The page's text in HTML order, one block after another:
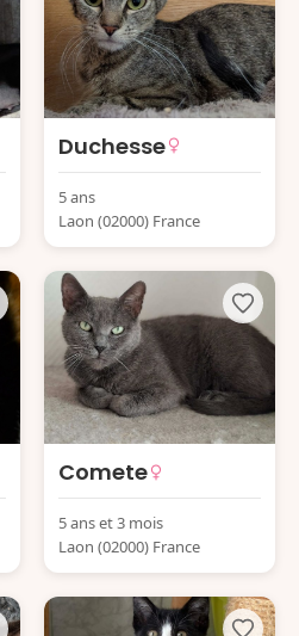
Duchesse
5 ans
Laon (02000) France
Comete
5 ans et 3 mois
Laon (02000) France